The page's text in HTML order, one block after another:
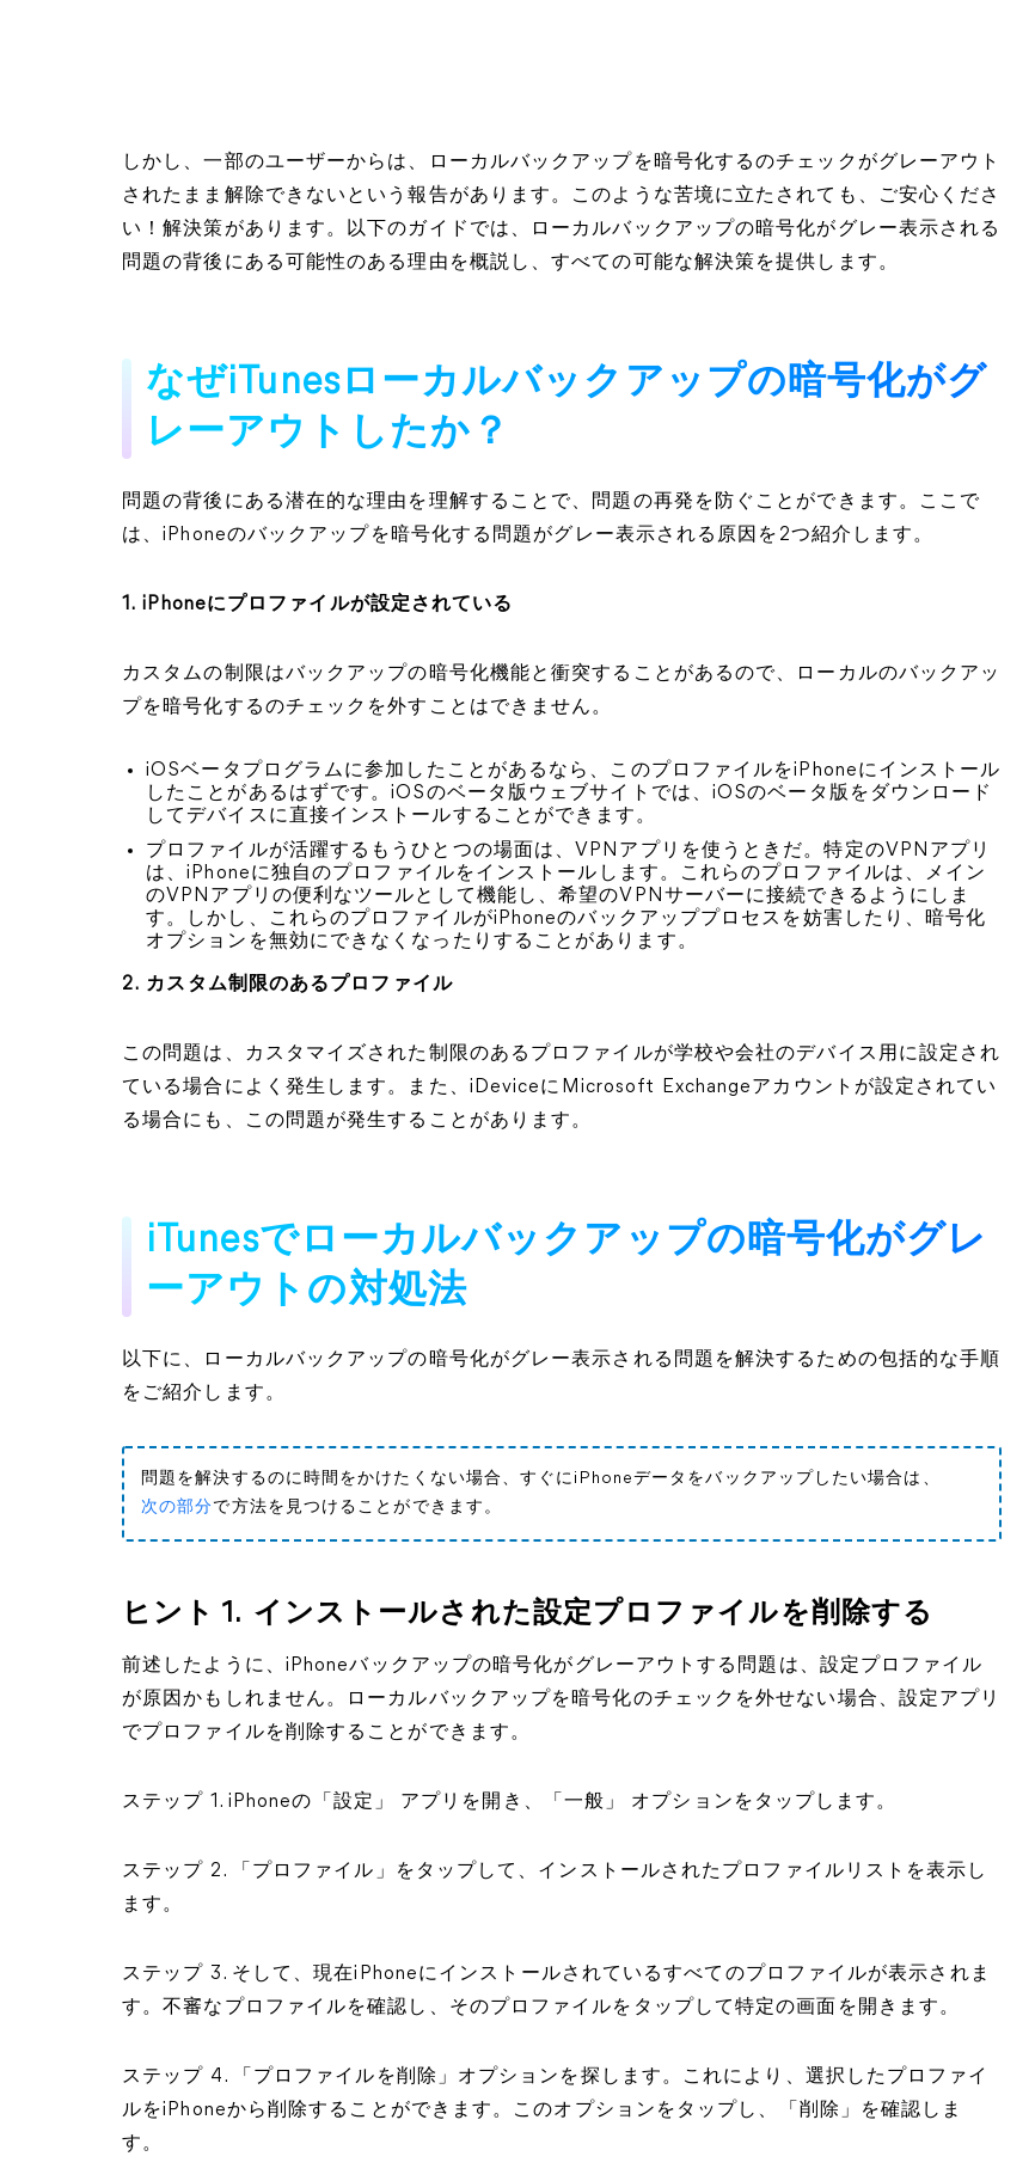
しかし、一部のユーザーからは、ローカルバックアップを暗号化するのチェックがグレーアウト
されたまま解除できないという報告があります。このような苦境に立たされても、ご安心くださ
い！解決策があります。以下のガイドでは、ローカルバックアップの暗号化がグレー表示される
問題の背後にある可能性のある理由を概説し、すべての可能な解決策を提供します。
なぜiTunesローカルバックアップの暗号化がグ
レーアウトしたか？
問題の背後にある潜在的な理由を理解することで、問題の再発を防ぐことができます。ここで
は、iPhoneのバックアップを暗号化する問題がグレー表示される原因を2つ紹介します。
1. iPhoneにプロファイルが設定されている
カスタムの制限はバックアップの暗号化機能と衝突することがあるので、ローカルのバックアッ
プを暗号化するのチェックを外すことはできません。
iOSベータプログラムに参加したことがあるなら、このプロファイルをiPhoneにインストール
したことがあるはずです。iOSのベータ版ウェブサイトでは、iOSのベータ版をダウンロード
してデバイスに直接インストールすることができます。
プロファイルが活躍するもうひとつの場面は、VPNアプリを使うときだ。特定のVPNアプリ
は、iPhoneに独自のプロファイルをインストールします。これらのプロファイルは、メイン
のVPNアプリの便利なツールとして機能し、希望のVPNサーバーに接続できるようにしま
す。しかし、これらのプロファイルがiPhoneのバックアッププロセスを妨害したり、暗号化
オプションを無効にできなくなったりすることがあります。
2. カスタム制限のあるプロファイル
この問題は、カスタマイズされた制限のあるプロファイルが学校や会社のデバイス用に設定され
ている場合によく発生します。また、iDeviceにMicrosoft Exchangeアカウントが設定されてい
る場合にも、この問題が発生することがあります。
iTunesでローカルバックアップの暗号化がグレ
ーアウトの対処法
以下に、ローカルバックアップの暗号化がグレー表示される問題を解決するための包括的な手順
をご紹介します。
問題を解決するのに時間をかけたくない場合、すぐにiPhoneデータをバックアップしたい場合は、
次の部分で方法を見つけることができます。
ヒント 1. インストールされた設定プロファイルを削除する
前述したように、iPhoneバックアップの暗号化がグレーアウトする問題は、設定プロファイル
が原因かもしれません。ローカルバックアップを暗号化のチェックを外せない場合、設定アプリ
でプロファイルを削除することができます。
ステップ 1. iPhoneの「設定」 アプリを開き、「一般」 オプションをタップします。
ステップ 2. 「プロファイル」をタップして、インストールされたプロファイルリストを表示し
ます。
ステップ 3. そして、現在iPhoneにインストールされているすべてのプロファイルが表示されま
す。不審なプロファイルを確認し、そのプロファイルをタップして特定の画面を開きます。
ステップ 4. 「プロファイルを削除」オプションを探します。これにより、選択したプロファイ
ルをiPhoneから削除することができます。このオプションをタップし、「削除」を確認しま
す。